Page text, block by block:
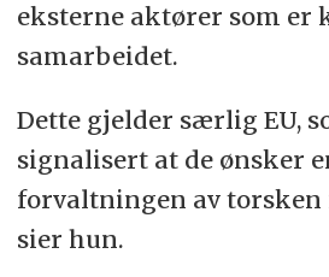
eksterne aktører som
samarbeidet.
Dette gjelder særlig EU,
signalisert at de ønsker
forvaltningen av torsken
sier hun.